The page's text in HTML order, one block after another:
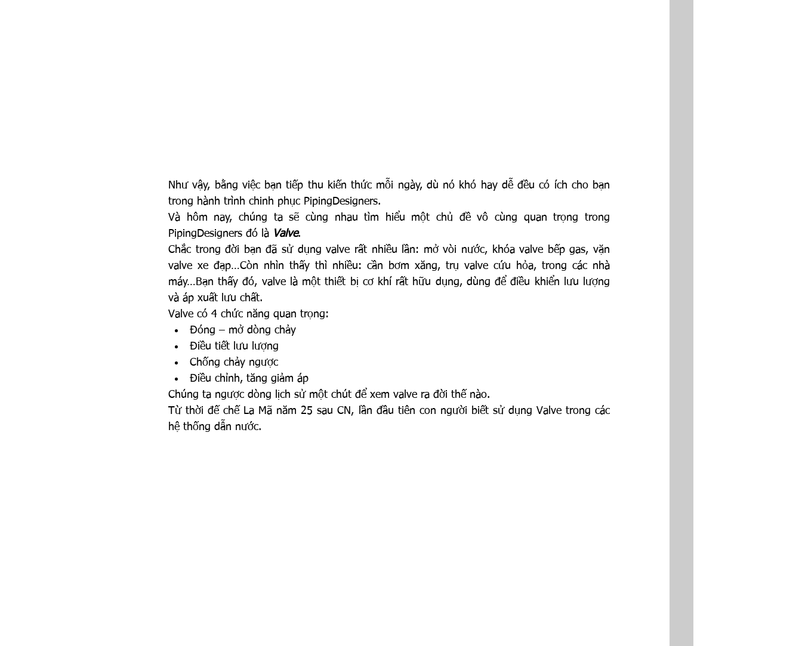
Như vậy, bằng việc bạn tiếp thu kiến thức mỗi ngày, dù nó khó hay dễ đều có ích cho bạn
trong hành trình chinh phục PipingDesigners.
Và hôm nay, chúng ta sẽ cùng nhau tìm hiểu một chủ đề vô cùng quan trọng trong
PipingDesigners đó là Valve.
Chắc trong đời bạn đã sử dụng valve rất nhiều lần: mở vòi nước, khóa valve bếp gas, vặn
valve xe đạp…Còn nhìn thấy thì nhiều: cần bơm xăng, trụ valve cứu hỏa, trong các nhà
máy…Bạn thấy đó, valve là một thiết bị cơ khí rất hữu dụng, dùng để điều khiển lưu lượng
và áp xuất lưu chất.
Valve có 4 chức năng quan trọng:
Đóng – mở dòng chảy
Điều tiết lưu lượng
Chống chảy ngược
Điều chỉnh, tăng giảm áp
Chúng ta ngược dòng lịch sử một chút để xem valve ra đời thế nào.
Từ thời đế chế La Mã năm 25 sau CN, lần đầu tiên con người biết sử dụng Valve trong các
hệ thống dẫn nước.